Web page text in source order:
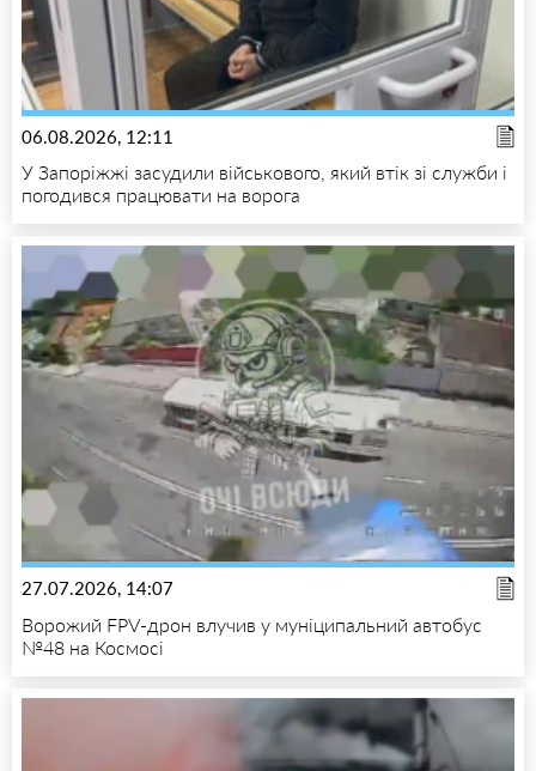
06.08.2026, 12:11
У Запоріжжі засудили військового, який втік зі служби і
погодився працювати на ворога
27.07.2026, 14:07
Ворожий FPV-дрон влучив у муніципальний автобус
№48 на Космосі